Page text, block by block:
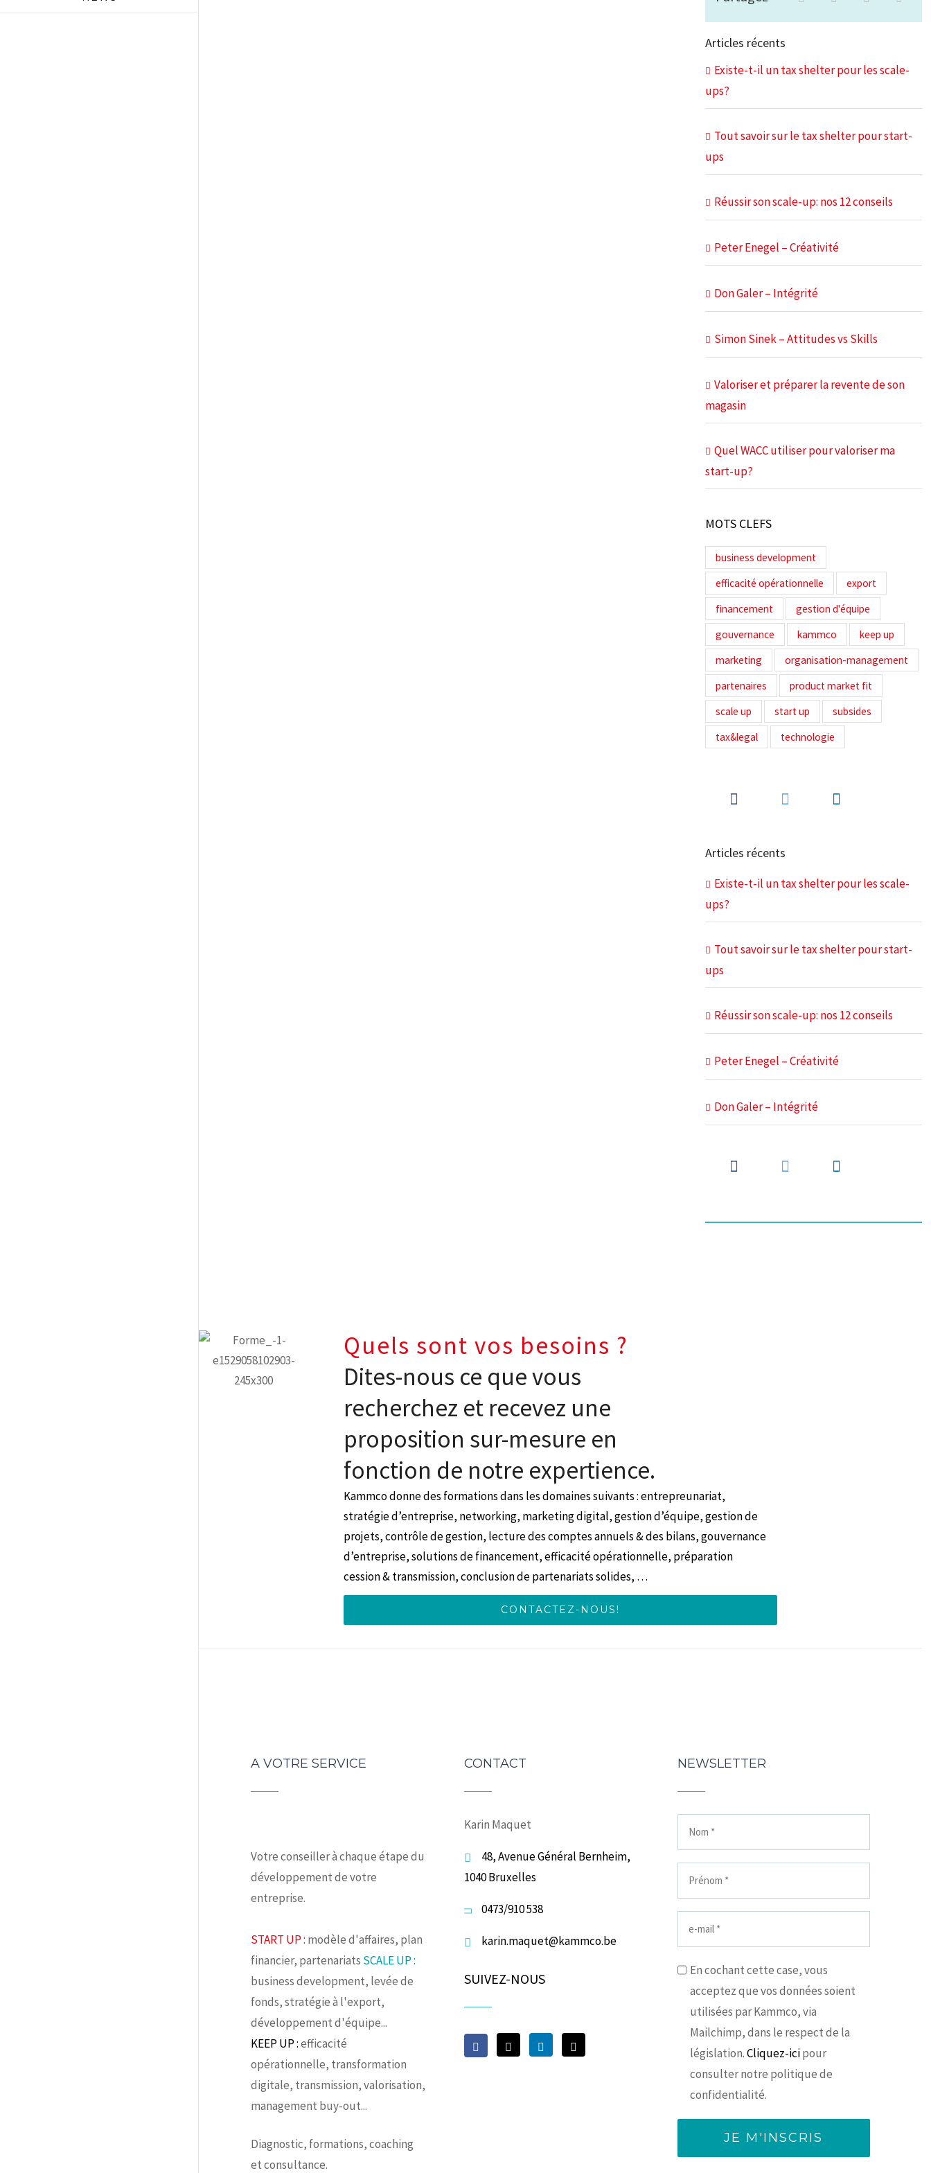
Articles récents
Existe-t-il un tax shelter pour les scale-
ups?
Tout savoir sur le tax shelter pour start-
ups
Réussir son scale-up: nos 12 conseils
Peter Enegel – Créativité
Don Galer – Intégrité
Simon Sinek – Attitudes vs Skills
Valoriser et préparer la revente de son
magasin
Quel WACC utiliser pour valoriser ma
start-up?
MOTS CLEFS
business development
efficacité opérationnelle
export
financement
gestion d'équipe
gouvernance
kammco
keep up
marketing
organisation-management
partenaires
product market fit
scale up
start up
subsides
tax&legal
technologie
Articles récents
Existe-t-il un tax shelter pour les scale-
ups?
Tout savoir sur le tax shelter pour start-
ups
Réussir son scale-up: nos 12 conseils
Peter Enegel – Créativité
Don Galer – Intégrité
Quels sont vos besoins ?
Dites-nous ce que vous
recherchez et recevez une
proposition sur-mesure en
fonction de notre expertience.
Kammco donne des formations dans les domaines suivants : entrepreunariat,
stratégie d’entreprise, networking, marketing digital, gestion d’équipe, gestion de
projets, contrôle de gestion, lecture des comptes annuels & des bilans, gouvernance
d’entreprise, solutions de financement, efficacité opérationnelle, préparation
cession & transmission, conclusion de partenariats solides, …
CONTACTEZ-NOUS!
A VOTRE SERVICE
Votre conseiller à chaque étape du
développement de votre
entreprise.
START UP : modèle d'affaires, plan
financier, partenariats SCALE UP :
business development, levée de
fonds, stratégie à l'export,
développement d'équipe...
KEEP UP :efficacité
opérationnelle, transformation
digitale, transmission, valorisation,
management buy-out...
Diagnostic, formations, coaching
et consultance.
CONTACT
Karin Maquet
48, Avenue Général Bernheim,
1040 Bruxelles
0473/910 538
karin.maquet@kammco.be
SUIVEZ-NOUS
NEWSLETTER
En cochant cette case, vous
acceptez que vos données soient
utilisées par Kammco, via
Mailchimp, dans le respect de la
législation.Cliquez-icipour
consulter notre politique de
confidentialité.